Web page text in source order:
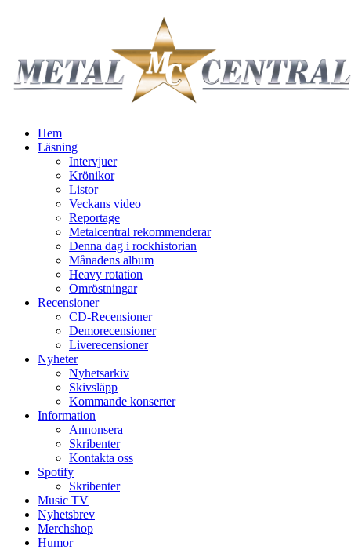
Hem
Läsning
Intervjuer
Krönikor
Listor
Veckans video
Reportage
Metalcentral rekommenderar
Denna dag i rockhistorian
Månadens album
Heavy rotation
Omröstningar
Recensioner
CD-Recensioner
Demorecensioner
Liverecensioner
Nyheter
Nyhetsarkiv
Skivsläpp
Kommande konserter
Information
Annonsera
Skribenter
Kontakta oss
Spotify
Skribenter
Music TV
Nyhetsbrev
Merchshop
Humor